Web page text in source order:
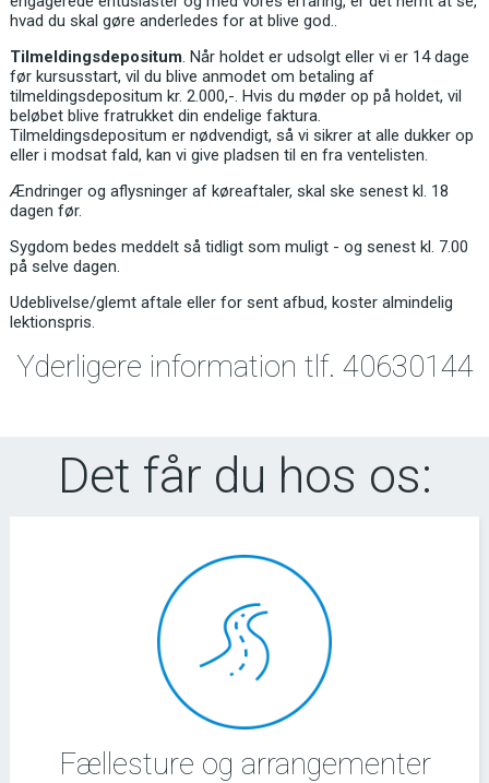
hvad du skal gøre anderledes for at blive god..
Tilmeldingsdepositum. Når holdet er udsolgt eller vi er 14 dage
før kursusstart, vil du blive anmodet om betaling af
tilmeldingsdepositum kr. 2.000,-. Hvis du møder op på holdet, vil
beløbet blive fratrukket din endelige faktura.
Tilmeldingsdepositum er nødvendigt, så vi sikrer at alle dukker op
eller i modsat fald, kan vi give pladsen til en fra ventelisten.
Ændringer og aflysninger af køreaftaler, skal ske senest kl. 18
dagen før.
Sygdom bedes meddelt så tidligt som muligt - og senest kl. 7.00
på selve dagen.
Udeblivelse/glemt aftale eller for sent afbud, koster almindelig
lektionspris.
Yderligere information tlf. 40630144
Det får du hos os:
Fællesture og arrangementer